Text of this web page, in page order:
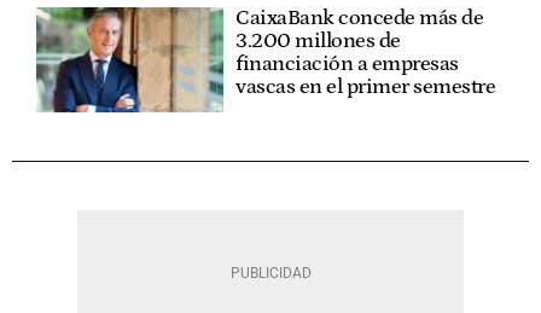
CaixaBank concede más de
3.200 millones de
financiación a empresas
vascas en el primer semestre